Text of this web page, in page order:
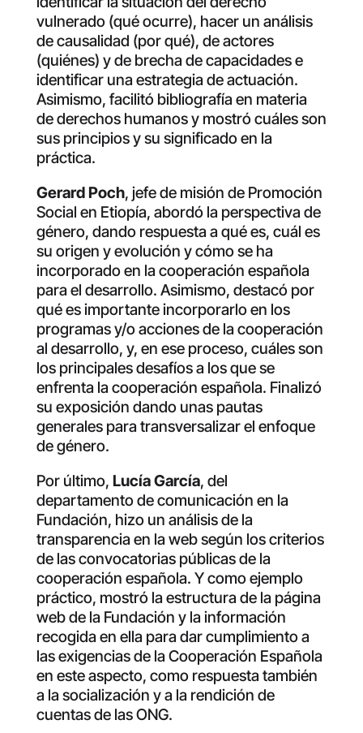
vulnerado (qué ocurre), hacer un análisis
de causalidad (por qué), de actores
(quiénes) y de brecha de capacidades e
identificar una estrategia de actuación.
Asimismo, facilitó bibliografía en materia
de derechos humanos y mostró cuáles son
sus principios y su significado en la
práctica.
Gerard Poch, jefe de misión de Promoción
Social en Etiopía, abordó la perspectiva de
género, dando respuesta a qué es, cuál es
su origen y evolución y cómo se ha
incorporado en la cooperación española
para el desarrollo. Asimismo, destacó por
qué es importante incorporarlo en los
programas y/o acciones de la cooperación
al desarrollo, y, en ese proceso, cuáles son
los principales desafíos a los que se
enfrenta la cooperación española. Finalizó
su exposición dando unas pautas
generales para transversalizar el enfoque
de género.
Por último, Lucía García, del
departamento de comunicación en la
Fundación, hizo un análisis de la
transparencia en la web según los criterios
de las convocatorias públicas de la
cooperación española. Y como ejemplo
práctico, mostró la estructura de la página
web de la Fundación y la información
recogida en ella para dar cumplimiento a
las exigencias de la Cooperación Española
en este aspecto, como respuesta también
a la socialización y a la rendición de
cuentas de las ONG.